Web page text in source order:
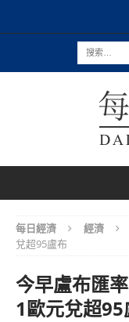
每日經濟 經濟
兌超95盧布
今早盧布匯
1歐元兌超95